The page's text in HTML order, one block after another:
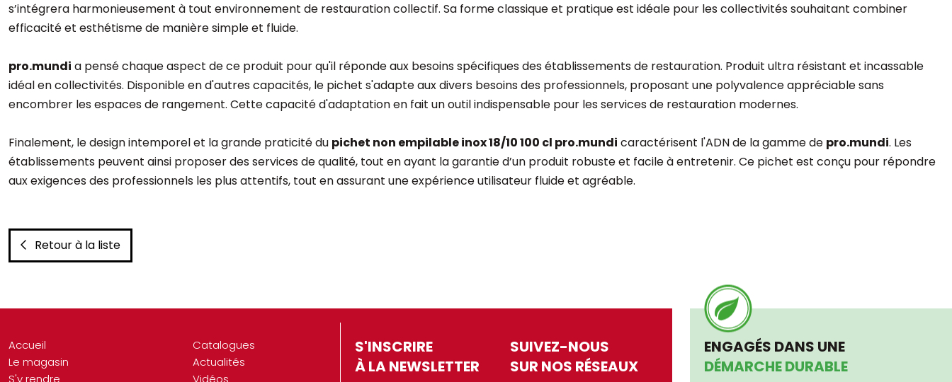
s’intégrera harmonieusement à tout environnement de restauration collectif. Sa forme classique et pratique est idéale pour les collectivités souhaitant combiner
efficacité et esthétisme de manière simple et fluide.
pro.mundi a pensé chaque aspect de ce produit pour qu'il réponde aux besoins spécifiques des établissements de restauration. Produit ultra résistant et incassable
idéal en collectivités. Disponible en d'autres capacités, le pichet s'adapte aux divers besoins des professionnels, proposant une polyvalence appréciable sans
encombrer les espaces de rangement. Cette capacité d'adaptation en fait un outil indispensable pour les services de restauration modernes.
Finalement, le design intemporel et la grande praticité du pichet non empilable inox 18/10 100 cl pro.mundi caractérisent l'ADN de la gamme de pro.mundi. Les
établissements peuvent ainsi proposer des services de qualité, tout en ayant la garantie d’un produit robuste et facile à entretenir. Ce pichet est conçu pour répondre
aux exigences des professionnels les plus attentifs, tout en assurant une expérience utilisateur fluide et agréable.
Retour à la liste
Accueil
Le magasin
S'y rendre
Catalogues
Actualités
Vidéos
S'INSCRIRE
À LA NEWSLETTER
SUIVEZ-NOUS
SUR NOS RÉSEAUX
ENGAGÉS DANS UNE
DÉMARCHE DURABLE